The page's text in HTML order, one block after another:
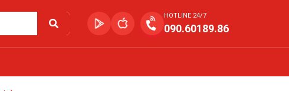
HOTLINE 24/7
090.60189.86